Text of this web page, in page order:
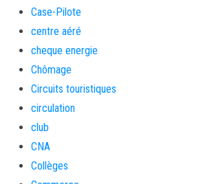
Case-Pilote
centre aéré
cheque energie
Chômage
Circuits touristiques
circulation
club
CNA
Collèges